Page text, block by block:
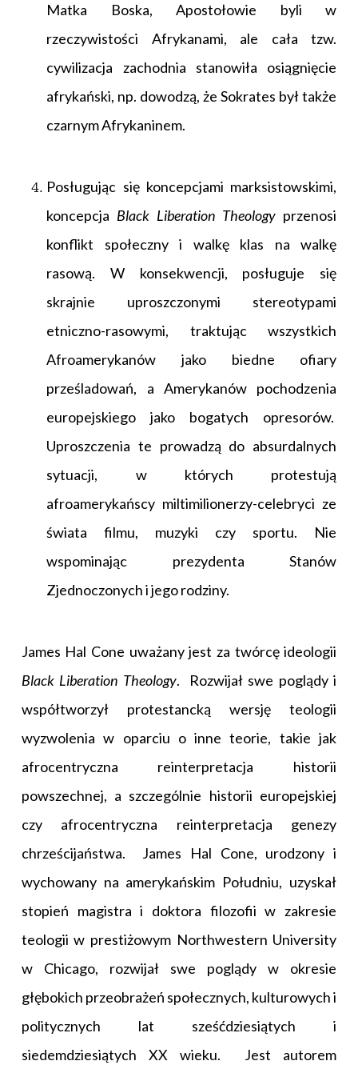
Matka Boska, Apostołowie byli w
rzeczywistości Afrykanami, ale cała tzw.
cywilizacja zachodnia stanowiła osiągnięcie
afrykański, np. dowodzą, że Sokrates był także
czarnym Afrykaninem.
Posługując się koncepcjami marksistowskimi,
koncepcja Black Liberation Theology przenosi
konflikt społeczny i walkę klas na walkę
rasową. W konsekwencji, posługuje się
skrajnie uproszczonymi stereotypami
etniczno-rasowymi, traktując wszystkich
Afroamerykanów jako biedne ofiary
prześladowań, a Amerykanów pochodzenia
europejskiego jako bogatych opresorów.
Uproszczenia te prowadzą do absurdalnych
sytuacji, w których protestują
afroamerykańscy miltimilionerzy-celebryci ze
świata filmu, muzyki czy sportu. Nie
wspominając prezydenta Stanów
Zjednoczonych i jego rodziny.
James Hal Cone uważany jest za twórcę ideologii
Black Liberation Theology. Rozwijał swe poglądy i
współtworzył protestancką wersję teologii
wyzwolenia w oparciu o inne teorie, takie jak
afrocentryczna reinterpretacja historii
powszechnej, a szczególnie historii europejskiej
czy afrocentryczna reinterpretacja genezy
chrześcijaństwa. James Hal Cone, urodzony i
wychowany na amerykańskim Południu, uzyskał
stopień magistra i doktora filozofii w zakresie
teologii w prestiżowym Northwestern University
w Chicago, rozwijał swe poglądy w okresie
głębokich przeobrażeń społecznych, kulturowych i
politycznych lat sześćdziesiątych i
siedemdziesiątych XX wieku. Jest autorem